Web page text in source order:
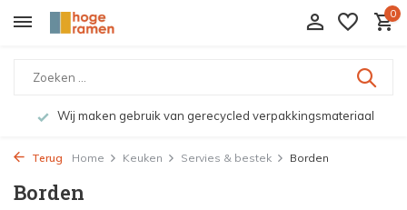
0
Wij maken gebruik van gerecycled verpakkingsmateriaal
Terug Home Keuken Servies & bestek Borden
Borden